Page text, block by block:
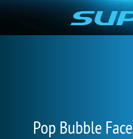
Pop Bubble Face